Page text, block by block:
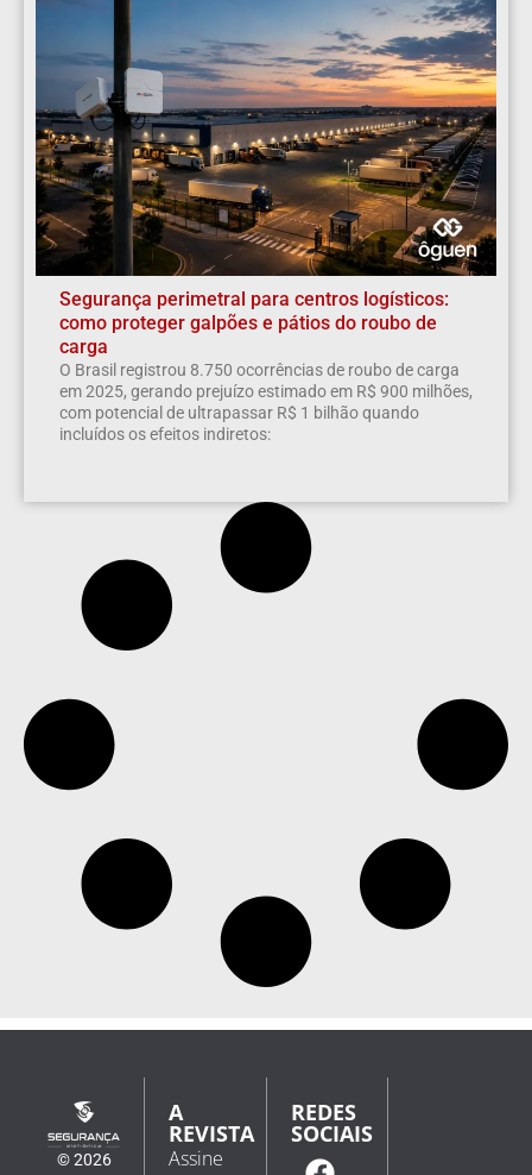
Segurança perimetral para centros logísticos:
como proteger galpões e pátios do roubo de
carga
O Brasil registrou 8.750 ocorrências de roubo de carga
em 2025, gerando prejuízo estimado em R$ 900 milhões,
com potencial de ultrapassar R$ 1 bilhão quando
incluídos os efeitos indiretos:
© 2026
A
REVISTA
Assine
REDES
SOCIAIS